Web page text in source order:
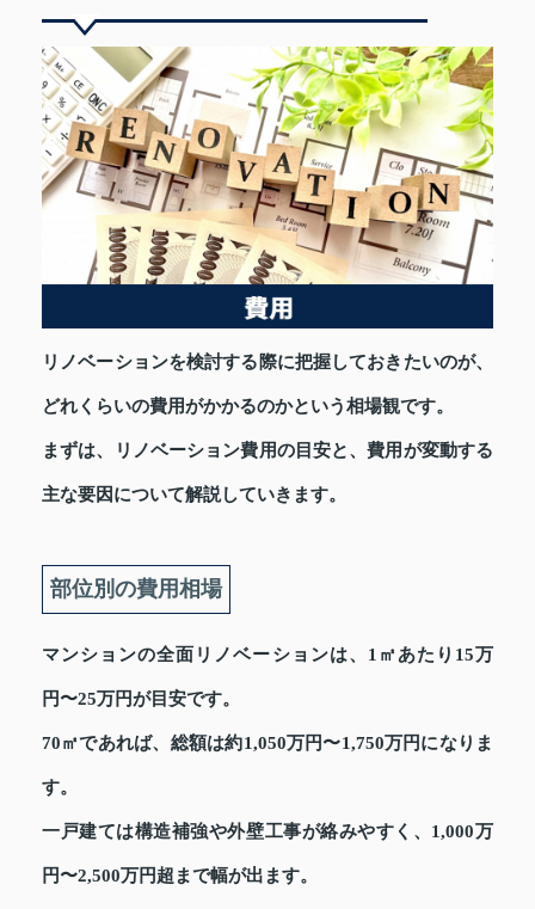
リノベーションを検討する際に把握しておきたいのが、
どれくらいの費用がかかるのかという相場観です。
まずは、リノベーション費用の目安と、費用が変動する
主な要因について解説していきます。
部位別の費用相場
マンションの全面リノベーションは、1㎡あたり15万
円〜25万円が目安です。
70㎡であれば、総額は約1,050万円〜1,750万円になりま
す。
一戸建ては構造補強や外壁工事が絡みやすく、1,000万
円〜2,500万円超まで幅が出ます。